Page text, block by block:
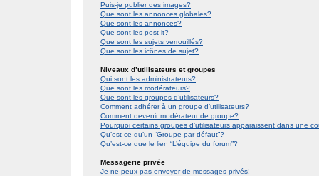
Puis-je publier des images?
Que sont les annonces globales?
Que sont les annonces?
Que sont les post-it?
Que sont les sujets verrouillés?
Que sont les icônes de sujet?
Niveaux d’utilisateurs et groupes
Qui sont les administrateurs?
Que sont les modérateurs?
Que sont les groupes d’utilisateurs?
Comment adhérer à un groupe d’utilisateurs?
Comment devenir modérateur de groupe?
Pourquoi certains groupes d’utilisateurs apparaissent dans une
Qu’est-ce qu’un “Groupe par défaut”?
Qu’est-ce que le lien “L’équipe du forum”?
Messagerie privée
Je ne peux pas envoyer de messages privés!